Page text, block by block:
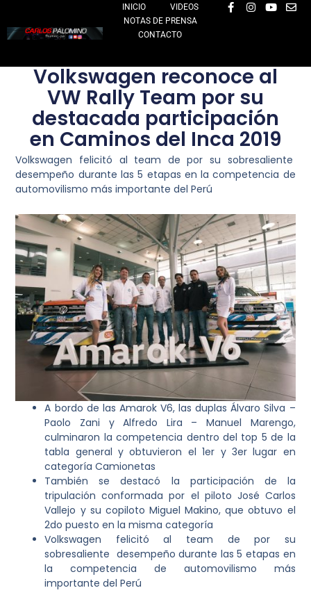
al
contenido
INICIO
VIDEOS
NOTAS DE PRENSA
CONTACTO
F
a
o
k
f
I
n
r
a
m
Y
o
e
E
n
p
Volkswagen reconoce al
VW Rally Team por su
destacada participación
en Caminos del Inca 2019
Volkswagen felicitó al team de por su sobresaliente
desempeño durante las 5 etapas en la competencia de
automovilismo más importante del Perú
A bordo de las Amarok V6, las duplas Álvaro Silva –
Paolo Zani y Alfredo Lira – Manuel Marengo,
culminaron la competencia dentro del top 5 de la
tabla general y obtuvieron el 1er y 3er lugar en
categoría Camionetas
También se destacó la participación de la
tripulación conformada por el piloto José Carlos
Vallejo y su copiloto Miguel Makino, que obtuvo el
2do puesto en la misma categoría
Volkswagen felicitó al team de por su
sobresaliente desempeño durante las 5 etapas en
la competencia de automovilismo más
importante del Perú